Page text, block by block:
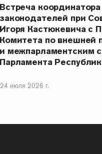
Встреча
законодателей при
Игоря Кастюкевича с
Комитета по внешней
и межпарламентским
Парламента
24 июля 2026 г.